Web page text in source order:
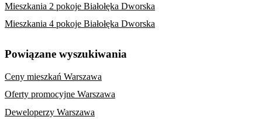
Mieszkania 2 pokoje Białołęka Dworska
Mieszkania 4 pokoje Białołęka Dworska
Powiązane wyszukiwania
Ceny mieszkań Warszawa
Oferty promocyjne Warszawa
Deweloperzy Warszawa